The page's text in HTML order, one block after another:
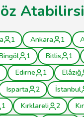
1 Ankara 1
1 Bitlis 1
Edirne 1 Elâzığ
Isparta 2 İstanbul
1 Kırklareli 2